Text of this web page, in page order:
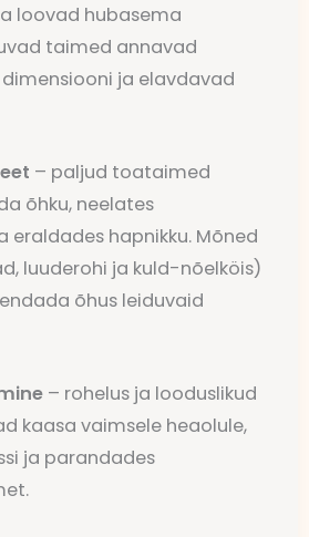
loovad hubasema
taimed annavad
ja elavdavad
– paljud toataimed
õhku, neelates
eraldades hapnikku. Mõned
luuderohi ja kuld-nõelköis)
õhus leiduvaid
– rohelus ja looduslikud
kaasa vaimsele heaolule,
ja parandades